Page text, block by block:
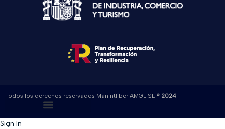
Todos los derechos reservados Manintfiber AMGL SL ® 2024
Sign In